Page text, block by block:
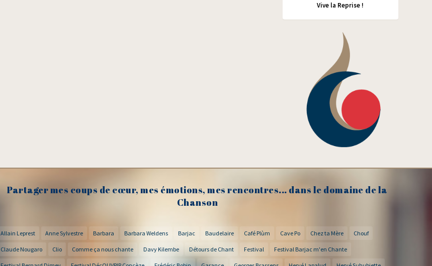
Vive la Reprise !
Partager mes coups de cœur, mes émotions, mes rencontres... dans le domaine de la
Chanson
Allain Leprest Anne Sylvestre Barbara Barbara Weldens Barjac Baudelaire Café Plùm Cave Po Chez ta Mère Chouf
Claude Nougaro Clio Comme ça nous chante Davy Kilembe Détours de Chant Festival Festival Barjac m'en Chante